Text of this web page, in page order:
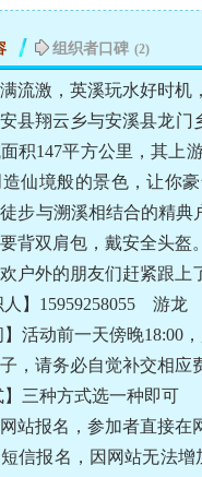
组织者口碑 (2)
流激，英溪玩水好时
县翔云乡与安溪县龙门
积147平方公里，其上
仙境般的景色，让你
步与溯溪相结合的精
背双肩包，戴安全头盔
户外的朋友们赶紧跟上
人】15959258055 游龙
活动前一天傍晚18:00
，请务必自觉补交相
三种方式选一种即可
报名，参加者直接在
报名，因网站无法增